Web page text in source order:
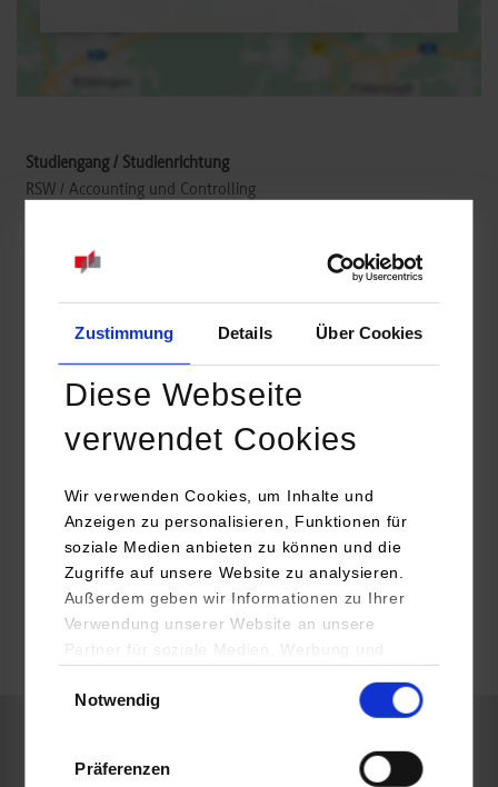
Zustimmung Details Über Cookies
Diese Webseite
verwendet Cookies
Wir verwenden Cookies, um Inhalte und
Anzeigen zu personalisieren, Funktionen für
soziale Medien anbieten zu können und die
Zugriffe auf unsere Website zu analysieren.
Außerdem geben wir Informationen zu Ihrer
Verwendung unserer Website an unsere
Partner für soziale Medien, Werbung und
YouTube, Google Maps) führen diese
Daten zusammen, die Sie ihnen bereitgestellt
haben oder die sie im Rahmen Ihrer Nutzung
Notwendig
Präferenzen
RSW / Accounting und Controlling
ulrich GmbH & Co. KG
https://www.ulrichmedical.com
Anja Stegmaier
(0)731 9654-107